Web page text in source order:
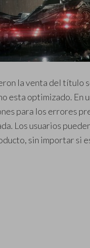
la venta del título
esta optimizado. En
para los errores
Los usuarios
sin importar si